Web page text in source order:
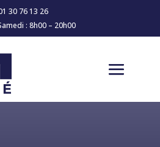
30 76 13 26
: 8h00 – 20h00